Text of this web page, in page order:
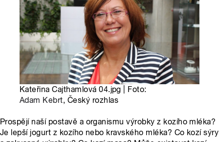
Kateřina Cajthamlová 04.jpg | Foto:
Adam Kebrt, Český rozhlas
Prospějí naší postavě a organismu výrobky z kozího mléka?
Je lepší jogurt z kozího nebo kravského mléka? Co kozí sýry